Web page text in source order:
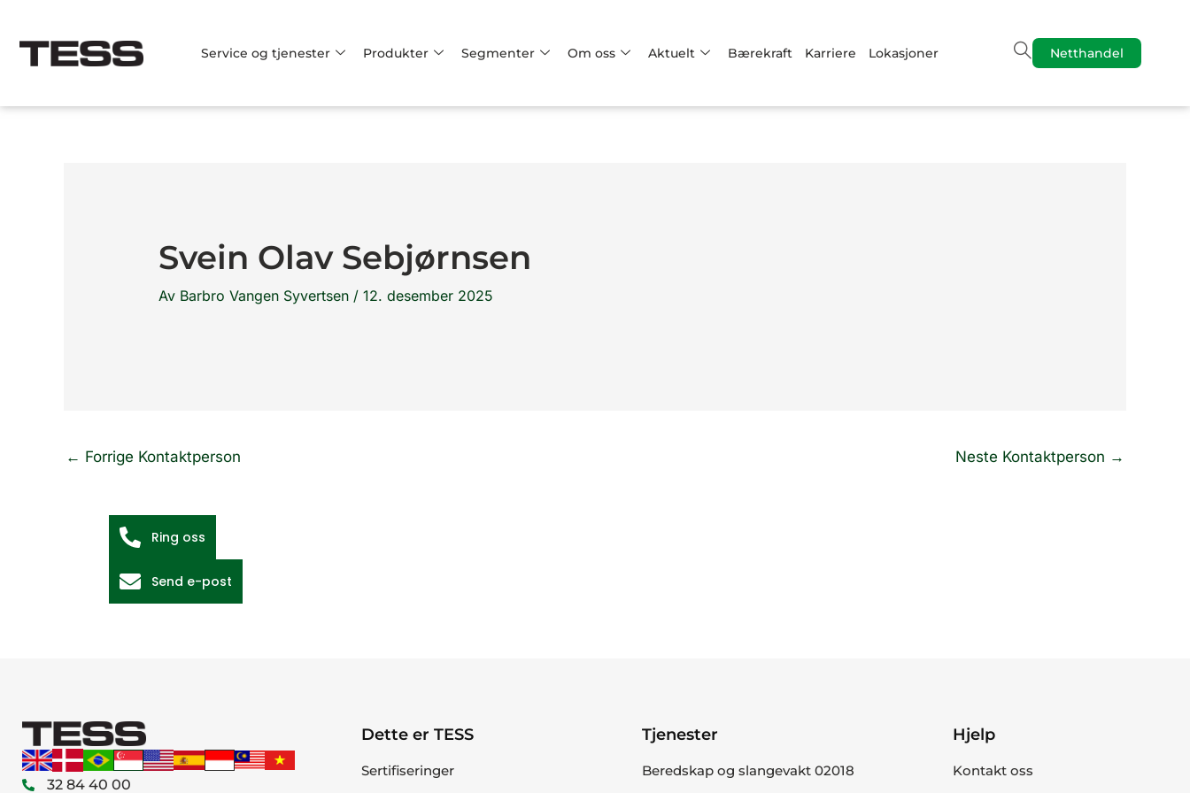
rett
Service og tjenester Produkter Segmenter Om oss Aktuelt Bærekraft Karriere Lokasjoner Netthandel
Svein Olav Sebjørnsen
Av Barbro Vangen Syvertsen / 12. desember 2025
← Forrige Kontaktperson Neste Kontaktperson →
32 84 40 00
Dette er TESS
Sertifiseringer
Tjenester
Beredskap og slangevakt 02018
Hjelp
Kontakt oss
Ring oss
Send e-post